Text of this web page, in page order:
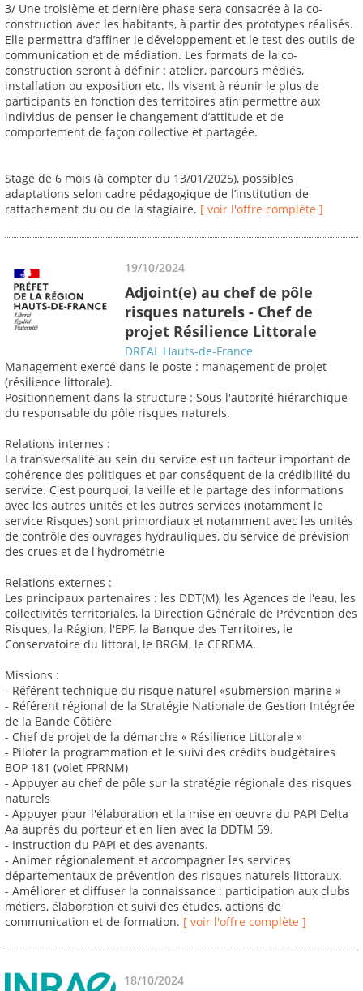
3/ Une troisième et dernière phase sera consacrée à la co-
construction avec les habitants, à partir des prototypes réalisés.
Elle permettra d’affiner le développement et le test des outils de
communication et de médiation. Les formats de la co-
construction seront à définir : atelier, parcours médiés,
installation ou exposition etc. Ils visent à réunir le plus de
participants en fonction des territoires afin permettre aux
individus de penser le changement d’attitude et de
comportement de façon collective et partagée.
Stage de 6 mois (à compter du 13/01/2025), possibles
adaptations selon cadre pédagogique de l’institution de
rattachement du ou de la stagiaire. [ voir l'offre complète ]
19/10/2024
Adjoint(e) au chef de pôle
risques naturels - Chef de
projet Résilience Littorale
DREAL Hauts-de-France
Management exercé dans le poste : management de projet
(résilience littorale).
Positionnement dans la structure : Sous l'autorité hiérarchique
du responsable du pôle risques naturels.
Relations internes :
La transversalité au sein du service est un facteur important de
cohérence des politiques et par conséquent de la crédibilité du
service. C'est pourquoi, la veille et le partage des informations
avec les autres unités et les autres services (notamment le
service Risques) sont primordiaux et notamment avec les unités
de contrôle des ouvrages hydrauliques, du service de prévision
des crues et de l'hydrométrie
Relations externes :
Les principaux partenaires : les DDT(M), les Agences de l'eau, les
collectivités territoriales, la Direction Générale de Prévention des
Risques, la Région, l'EPF, la Banque des Territoires, le
Conservatoire du littoral, le BRGM, le CEREMA.
Missions :
- Référent technique du risque naturel «submersion marine »
- Référent régional de la Stratégie Nationale de Gestion Intégrée
de la Bande Côtière
- Chef de projet de la démarche « Résilience Littorale »
- Piloter la programmation et le suivi des crédits budgétaires
BOP 181 (volet FPRNM)
- Appuyer au chef de pôle sur la stratégie régionale des risques
naturels
- Appuyer pour l'élaboration et la mise en oeuvre du PAPI Delta
Aa auprès du porteur et en lien avec la DDTM 59.
- Instruction du PAPI et des avenants.
- Animer régionalement et accompagner les services
départementaux de prévention des risques naturels littoraux.
- Améliorer et diffuser la connaissance : participation aux clubs
métiers, élaboration et suivi des études, actions de
communication et de formation. [ voir l'offre complète ]
18/10/2024